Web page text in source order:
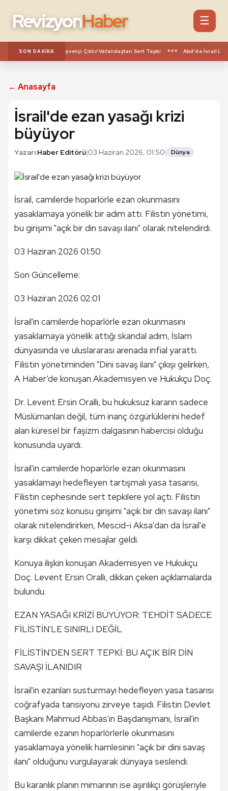
RevizyonHaber ☰
SON DAKIKA
Kefil Olduysa Rüşvetçi Çıktı! Vatandaştan Sert Tepki *** Abd'de İsrail
← Anasayfa
İsrail'de ezan yasağı krizi
büyüyor
Yazarı:Haber Editörü|03 Haziran 2026, 01:50| Dünya
İsrail, camilerde hoparlörle ezan okunmasını
yasaklamaya yönelik bir adım attı. Filistin yönetimi,
bu girişimi "açık bir din savaşı ilanı" olarak nitelendirdi.
03 Haziran 2026 01:50
Son Güncelleme:
03 Haziran 2026 02:01
İsrail'in camilerde hoparlörle ezan okunmasını
yasaklamaya yönelik attığı skandal adım, İslam
dünyasında ve uluslararası arenada infial yarattı.
Filistin yönetiminden "Dini savaş ilanı" çıkışı gelirken,
A Haber’de konuşan Akademisyen ve Hukukçu Doç.
Dr. Levent Ersin Orallı, bu hukuksuz kararın sadece
Müslümanları değil, tüm inanç özgürlüklerini hedef
alan küresel bir faşizm dalgasının habercisi olduğu
konusunda uyardı.
İsrail'in camilerde hoparlörle ezan okunmasını
yasaklamayı hedefleyen tartışmalı yasa tasarısı,
Filistin cephesinde sert tepkilere yol açtı. Filistin
yönetimi söz konusu girişimi "açık bir din savaşı ilanı"
olarak nitelendirirken, Mescid-i Aksa'dan da İsrail'e
karşı dikkat çeken mesajlar geldi.
Konuya ilişkin konuşan Akademisyen ve Hukukçu
Doç. Levent Ersin Orallı, dikkan çeken açıklamalarda
bulundu.
EZAN YASAĞI KRİZİ BÜYÜYOR: TEHDİT SADECE
FİLİSTİN'LE SINIRLI DEĞİL
FİLİSTİN'DEN SERT TEPKİ: BU AÇIK BİR DİN
SAVAŞI İLANIDIR
İsrail'in ezanları susturmayı hedefleyen yasa tasarısı
coğrafyada tansiyonu zirveye taşıdı. Filistin Devlet
Başkanı Mahmud Abbas'ın Başdanışmanı, İsrail'in
camilerde ezanın hoparlörlerle okunmasını
yasaklamaya yönelik hamlesinin "açık bir dini savaş
ilanı" olduğunu vurgulayarak dünyaya seslendi.
Bu karanlık planın mimarının ise aşırılıkçı görüşleriyle